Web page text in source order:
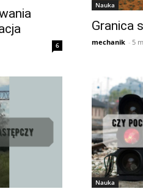
6
Nauka
Granica
mechanik - 5
Nauka